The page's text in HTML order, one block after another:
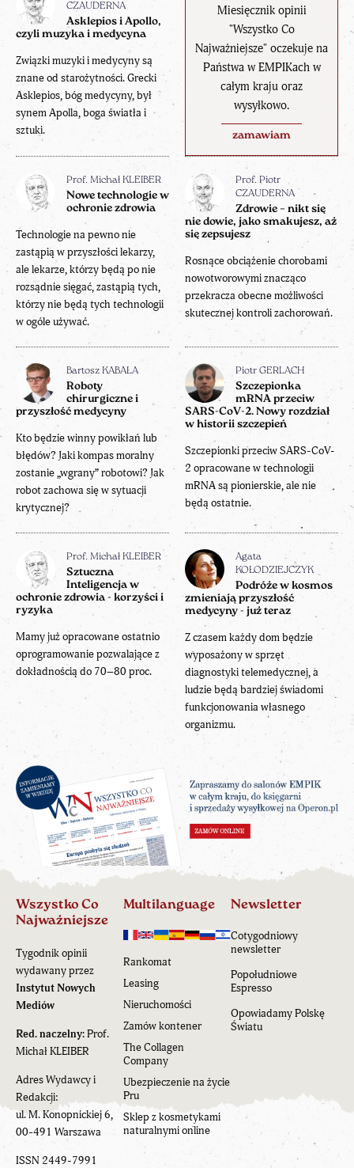
Miesięcznik opinii
"Wszystko Co
Najważniejsze" oczekuje na
Państwa w EMPIKach w
całym kraju oraz
wysyłkowo.
zamawiam
CZAUDERNA
Asklepios i Apollo,
czyli muzyka i medycyna
Związki muzyki i medycyny są
znane od starożytności. Grecki
Asklepios, bóg medycyny, był
synem Apolla, boga światła i
sztuki.
Prof. Michał KLEIBER
Nowe technologie w
ochronie zdrowia
Technologie na pewno nie
zastąpią w przyszłości lekarzy,
ale lekarze, którzy będą po nie
rozsądnie sięgać, zastąpią tych,
którzy nie będą tych technologii
w ogóle używać.
Prof. Piotr
CZAUDERNA
Zdrowie – nikt się
nie dowie, jako smakujesz, aż
się zepsujesz
Rosnące obciążenie chorobami
nowotworowymi znacząco
przekracza obecne możliwości
skutecznej kontroli zachorowań.
Bartosz KABAŁA
Roboty
chirurgiczne i
przyszłość medycyny
Kto będzie winny powikłań lub
błędów? Jaki kompas moralny
zostanie „wgrany” robotowi? Jak
robot zachowa się w sytuacji
krytycznej?
Piotr GERLACH
Szczepionka
mRNA przeciw
SARS-CoV-2. Nowy rozdział
w historii szczepień
Szczepionki przeciw SARS-CoV-
2 opracowane w technologii
mRNA są pionierskie, ale nie
będą ostatnie.
Prof. Michał KLEIBER
Sztuczna
Inteligencja w
ochronie zdrowia - korzyści i
ryzyka
Mamy już opracowane ostatnio
oprogramowanie pozwalające z
dokładnością do 70–80 proc.
Agata
KOŁODZIEJCZYK
Podróże w kosmos
zmieniają przyszłość
medycyny - już teraz
Z czasem każdy dom będzie
wyposażony w sprzęt
diagnostyki telemedycznej, a
ludzie będą bardziej świadomi
funkcjonowania własnego
organizmu.
Wszystko Co
Najważniejsze
Tygodnik opinii
wydawany przez
Instytut Nowych
Mediów
Red. naczelny:Prof.
Michał KLEIBER
Adres Wydawcy i
Redakcji:
ul. M. Konopnickiej 6,
00-491 Warszawa
ISSN 2449-7991
Multilanguage
Rankomat
Leasing
Nieruchomości
Zamów kontener
The Collagen
Company
Ubezpieczenie na życie
Pru
Sklep z kosmetykami
naturalnymi online
Newsletter
Cotygodniowy
newsletter
Popołudniowe
Espresso
Opowiadamy Polskę
Światu